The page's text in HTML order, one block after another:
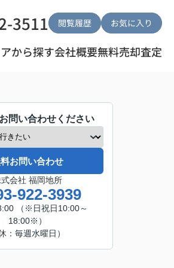
3511 閲覧履歴 お気に入り
から探す会社概要無料売却査定
問い合わせください
お問い合わせ
会社 福岡地所
922-3939
（※日祝日10:00～
18:00※）
休：毎週水曜日）